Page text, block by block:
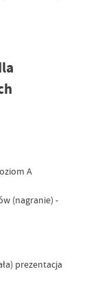
A
(nagranie) -
prezentacja